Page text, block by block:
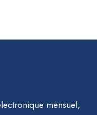
mensuel,